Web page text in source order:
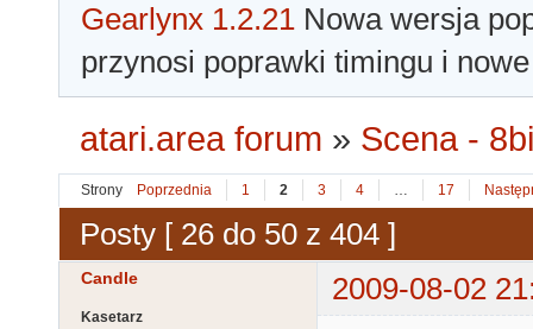
Gearlynx 1.2.21 Nowa wersja
przynosi poprawki timingu i
atari.area forum » Scena -
Strony Poprzednia 1 2 3 4 … 17
Posty [ 26 do 50 z 404 ]
Candle 2009-08-02
Kasetarz